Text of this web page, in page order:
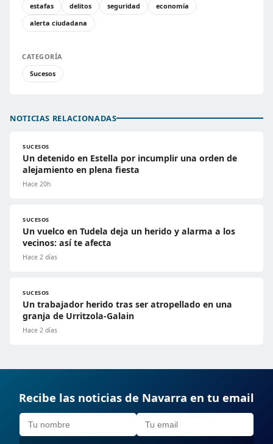
estafas
delitos seguridad
economía
alerta ciudadana
CATEGORÍA
Sucesos
NOTICIAS RELACIONADAS
SUCESOS
Un detenido en Estella por incumplir una orden de
alejamiento en plena fiesta
Hace 20h
SUCESOS
Un vuelco en Tudela deja un herido y alarma a los
vecinos: así te afecta
Hace 2 días
SUCESOS
Un trabajador herido tras ser atropellado en una
granja de Urritzola-Galain
Hace 2 días
Recibe las noticias de Navarra en tu email